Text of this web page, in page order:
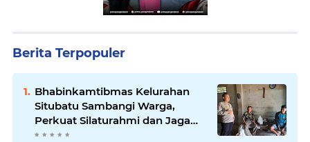
Berita Terpopuler
Bhabinkamtibmas Kelurahan
Situbatu Sambangi Warga,
Perkuat Silaturahmi dan Jaga
Kondusivitas Wilayah